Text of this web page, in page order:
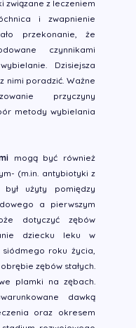
związane z leczeniem
i zwapnienie
przekonanie, że
czynnikami
Dzisiejsza
nimi poradzić. Ważne
przyczyny
metody wybielania
mogą być również
(m.in. antybiotyki z
użyty pomiędzy
a pierwszym
dotyczyć zębów
dziecku leku w
roku życia,
zębów stałych.
plamki na zębach.
dawką
oraz okresem